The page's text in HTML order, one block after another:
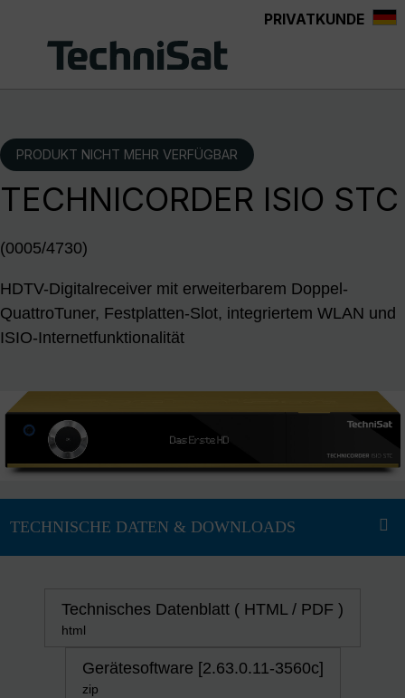
PRIVATKUNDE
PRODUKT NICHT MEHR VERFÜGBAR
TECHNICORDER ISIO STC
(0005/4730)
HDTV-Digitalreceiver mit erweiterbarem Doppel-
QuattroTuner, Festplatten-Slot, integriertem WLAN und
ISIO-Internetfunktionalität
Technisches Datenblatt ( HTML / PDF )
html
Gerätesoftware [2.63.0.11-3560c]
zip